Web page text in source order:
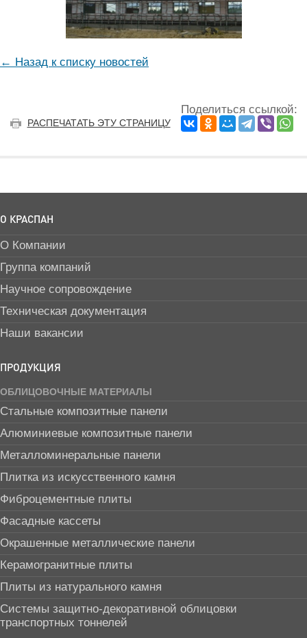
← Назад к списку новостей
РАСПЕЧАТАТЬ ЭТУ СТРАНИЦУ
Поделиться ссылкой:
О КРАСПАН
О Компании
Группа компаний
Научное сопровождение
Техническая документация
Наши вакансии
ПРОДУКЦИЯ
ОБЛИЦОВОЧНЫЕ МАТЕРИАЛЫ
Стальные композитные панели
Алюминиевые композитные панели
Металломинеральные панели
Плитка из искусственного камня
Фиброцементные плиты
Фасадные кассеты
Окрашенные металлические панели
Керамогранитные плиты
Плиты из натурального камня
Системы защитно-декоративной облицовки
транспортных тоннелей